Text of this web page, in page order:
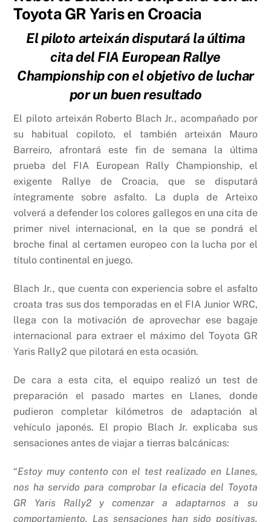
Toyota GR Yaris en Croacia
El piloto arteixán disputará la última
cita del FIA European Rallye
Championship con el objetivo de luchar
por un buen resultado
El piloto arteixán Roberto Blach Jr., acompañado por
su habitual copiloto, el también arteixán Mauro
Barreiro, afrontará este fin de semana la última
prueba del FIA European Rally Championship, el
exigente Rallye de Croacia, que se disputará
íntegramente sobre asfalto. La dupla de Arteixo
volverá a defender los colores gallegos en una cita de
primer nivel internacional, en la que se pondrá el
broche final al certamen europeo con la lucha por el
título continental en juego.
Blach Jr., que cuenta con experiencia sobre el asfalto
croata tras sus dos temporadas en el FIA Junior WRC,
llega con la motivación de aprovechar ese bagaje
internacional para extraer el máximo del Toyota GR
Yaris Rally2 que pilotará en esta ocasión.
De cara a esta cita, el equipo realizó un test de
preparación el pasado martes en Llanes, donde
pudieron completar kilómetros de adaptación al
vehículo japonés. El propio Blach Jr. explicaba sus
sensaciones antes de viajar a tierras balcánicas:
“Estoy muy contento con el test realizado en Llanes,
nos ha servido para comprobar la eficacia del Toyota
GR Yaris Rally2 y comenzar a adaptarnos a su
comportamiento. Las sensaciones han sido positivas,